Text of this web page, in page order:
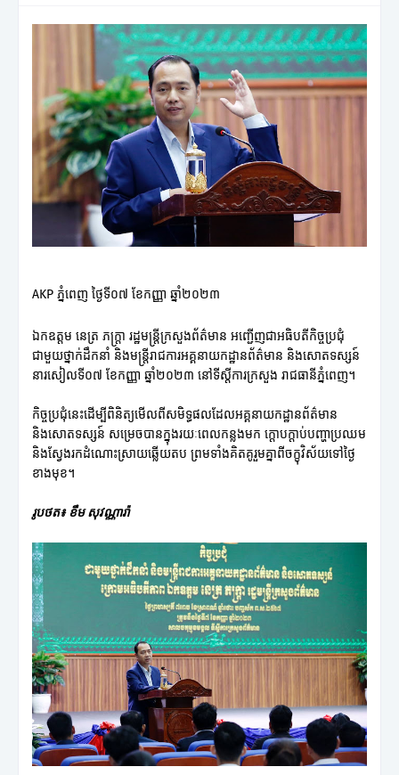
AKP ភ្នំពេញ ថ្ងៃទី០៧ ខែកញ្ញា ឆ្នាំ២០២៣
ឯកឧត្តម នេត្រ ភក្រ្តា រដ្ឋមន្ត្រីក្រសួងព័ត៌មាន អញ្ជើញជាអធិបតីកិច្ចប្រជុំ
ជាមួយថ្នាក់ដឹកនាំ និងមន្រ្តីរាជការអគ្គនាយកដ្ឋានព័ត៌មាន និងសោតទស្សន៍
នារសៀលទី០៧ ខែកញ្ញា ឆ្នាំ២០២៣ នៅទីស្តីការក្រសួង រាជធានីភ្នំពេញ។
កិច្ចប្រជុំនេះដើម្បីពិនិត្យមើលពីសមិទ្ធផលដែលអគ្គនាយកដ្ឋានព័ត៌មាន
និងសោតទស្សន៍ សម្រេចបានក្នុងរយៈពេលកន្លងមក ក្តោបក្តាប់បញ្ហាប្រឈម
និងស្វែងរកដំណោះស្រាយឆ្លើយតប ព្រមទាំងគិតគូរួមគ្នាពីចក្ខុវិស័យទៅថ្ងៃ
ខាងមុខ។
រូបថត៖ ខឹម សុវណ្ណារ៉ា